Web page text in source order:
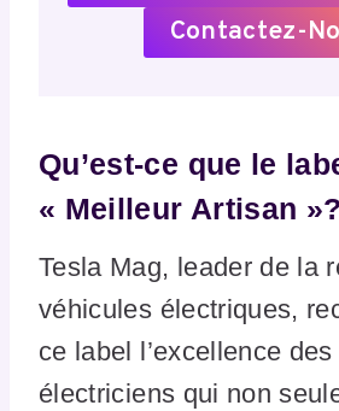
Contactez-
Qu’est-ce que le
« Meilleur Artisan »?
Tesla Mag, leader de la
véhicules électriques,
ce label l’excellence
électriciens qui non